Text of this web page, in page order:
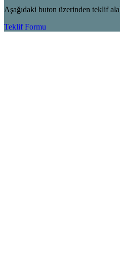
Aşağıdaki buton üzerinden teklif
Teklif Formu